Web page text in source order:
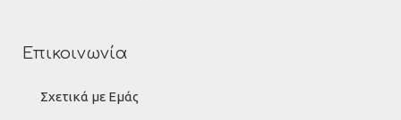
Επικοινωνία
Σχετικά με Εμάς